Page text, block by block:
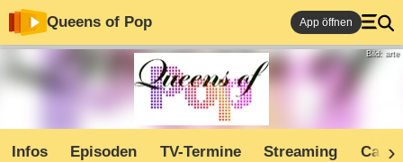
Queens of Pop App öffnen
Bild: arte
Infos Episoden TV-Termine Streaming Cast